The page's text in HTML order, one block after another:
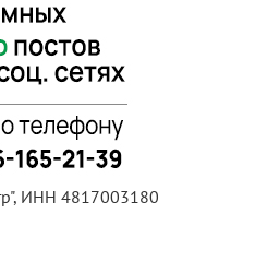
ИНН 4817003180